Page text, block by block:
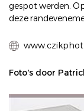
gespot werden.
deze
Foto's door